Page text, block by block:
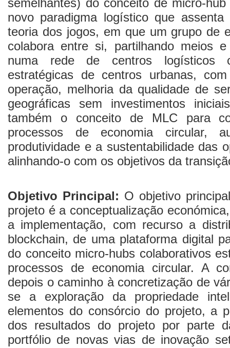
semelhantes) do conceito de micro-
novo paradigma logístico que
teoria dos jogos, em que um grupo de
colabora entre si, partilhando meios
numa rede de centros logísticos
estratégicas de centros urbanas,
operação, melhoria da qualidade de
geográficas sem investimentos
também o conceito de MLC para
processos de economia circular,
produtividade e a sustentabilidade das
alinhando-o com os objetivos da
Objetivo Principal: O objetivo
projeto é a conceptualização
a implementação, com recurso a
blockchain, de uma plataforma digital
do conceito micro-hubs colaborativos
processos de economia circular. A
depois o caminho à concretização de
se a exploração da propriedade
elementos do consórcio do projeto, a
dos resultados do projeto por parte
portfólio de novas vias de inovação